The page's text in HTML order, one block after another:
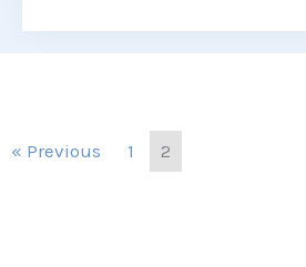
« Previous 1 2